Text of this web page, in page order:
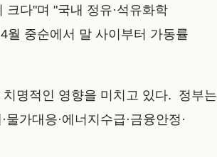
다"며 "국내 정유·석유화학
월 중순에서 말 사이부터 가동률
명적인 영향을 미치고 있다. 정부는
가대응·에너지수급·금융안정·